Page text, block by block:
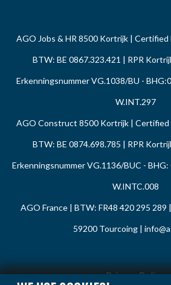
AGO Jobs & HR 8500 Kortrijk | Certified
BTW: BE 0867.323.421 | RPR
Erkenningsnummer VG.1038/BU -
W.INT.297
AGO Construct 8500 Kortrijk | Certified
BTW: BE 0874.698.785 | RPR
Erkenningsnummer VG.1136/BUC -
W.INTC.008
AGO France | BTW: FR48 420 295 289
59200 Tourcoing |
Privacy Policy